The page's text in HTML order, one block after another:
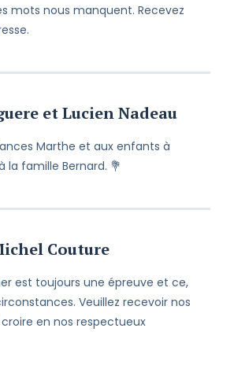
mots nous manquent. Recevez
et Lucien Nadeau
Marthe et aux enfants à
la famille Bernard. 💐
Couture
est toujours une épreuve et ce,
Veuillez recevoir nos
en nos respectueux